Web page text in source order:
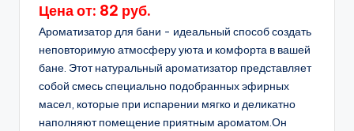
Цена от: 82 руб.
Ароматизатор для бани - идеальный способ создать
неповторимую атмосферу уюта и комфорта в вашей
бане. Этот натуральный ароматизатор представляет
собой смесь специально подобранных эфирных
масел, которые при испарении мягко и деликатно
наполняют помещение приятным ароматом.Он